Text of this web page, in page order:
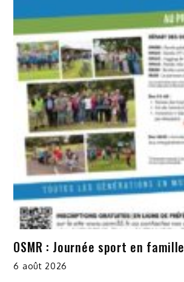
OSMR : Journée sport en famille
6 août 2026